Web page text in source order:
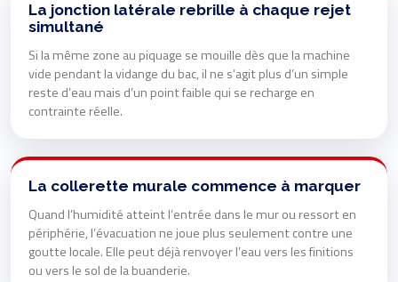
La jonction latérale rebrille à chaque rejet
simultané
Si la même zone au piquage se mouille dès que la machine
vide pendant la vidange du bac, il ne s’agit plus d’un simple
reste d’eau mais d’un point faible qui se recharge en
contrainte réelle.
La collerette murale commence à marquer
Quand l’humidité atteint l’entrée dans le mur ou ressort en
périphérie, l’évacuation ne joue plus seulement contre une
goutte locale. Elle peut déjà renvoyer l’eau vers les finitions
ou vers le sol de la buanderie.